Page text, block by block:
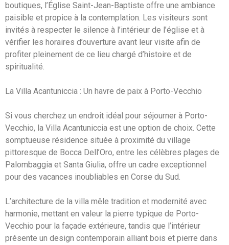
boutiques, l’Église Saint-Jean-Baptiste offre une ambiance
paisible et propice à la contemplation. Les visiteurs sont
invités à respecter le silence à l’intérieur de l’église et à
vérifier les horaires d’ouverture avant leur visite afin de
profiter pleinement de ce lieu chargé d’histoire et de
spiritualité.
La Villa Acantuniccia : Un havre de paix à Porto-Vecchio
Si vous cherchez un endroit idéal pour séjourner à Porto-
Vecchio, la Villa Acantuniccia est une option de choix. Cette
somptueuse résidence située à proximité du village
pittoresque de Bocca Dell’Oro, entre les célèbres plages de
Palombaggia et Santa Giulia, offre un cadre exceptionnel
pour des vacances inoubliables en Corse du Sud.
L’architecture de la villa mêle tradition et modernité avec
harmonie, mettant en valeur la pierre typique de Porto-
Vecchio pour la façade extérieure, tandis que l’intérieur
présente un design contemporain alliant bois et pierre dans